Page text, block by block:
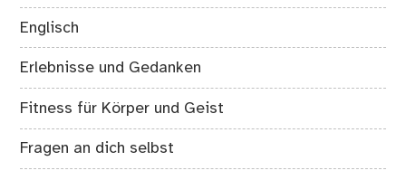
Englisch
Erlebnisse und Gedanken
Fitness für Körper und Geist
Fragen an dich selbst